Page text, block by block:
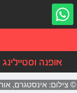
אופנה וסטיילינג
© צילום: אינסטגרם,